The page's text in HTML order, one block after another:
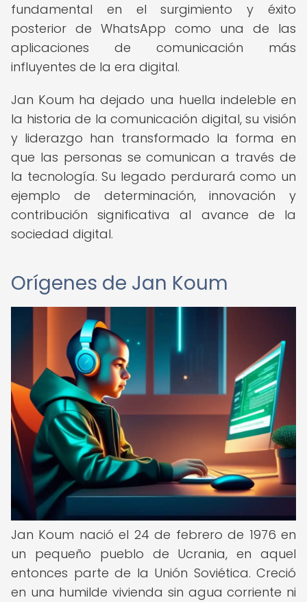
fundamental en el surgimiento y éxito
posterior de WhatsApp como una de las
aplicaciones de comunicación más
influyentes de la era digital.
Jan Koum ha dejado una huella indeleble en
la historia de la comunicación digital, su visión
y liderazgo han transformado la forma en
que las personas se comunican a través de
la tecnología. Su legado perdurará como un
ejemplo de determinación, innovación y
contribución significativa al avance de la
sociedad digital.
Orígenes de Jan Koum
Jan Koum nació el 24 de febrero de 1976 en
un pequeño pueblo de Ucrania, en aquel
entonces parte de la Unión Soviética. Creció
en una humilde vivienda sin agua corriente ni